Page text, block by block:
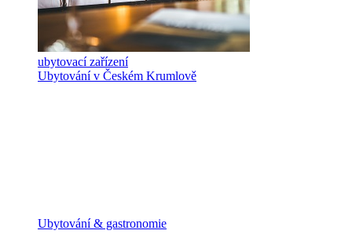
ubytovací zařízení
Ubytování v Českém Krumlově
Ubytování & gastronomie